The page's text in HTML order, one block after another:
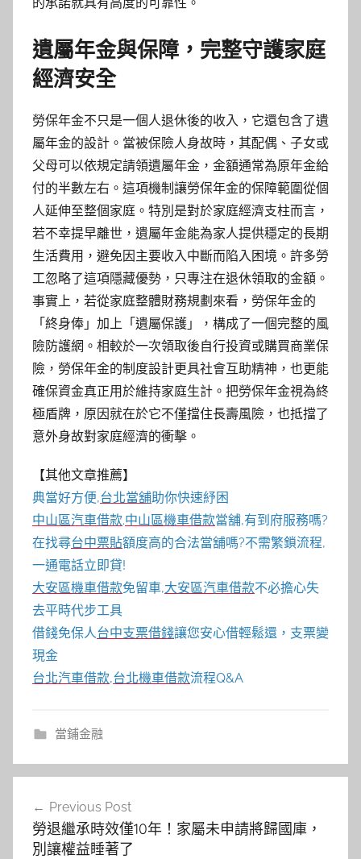
的承諾就具有高度的可靠性。
遺屬年金與保障，完整守護家庭
經濟安全
勞保年金不只是一個人退休後的收入，它還包含了遺
屬年金的設計。當被保險人身故時，其配偶、子女或
父母可以依規定請領遺屬年金，金額通常為原年金給
付的半數左右。這項機制讓勞保年金的保障範圍從個
人延伸至整個家庭。特別是對於家庭經濟支柱而言，
若不幸提早離世，遺屬年金能為家人提供穩定的長期
生活費用，避免因主要收入中斷而陷入困境。許多勞
工忽略了這項隱藏優勢，只專注在退休領取的金額。
事實上，若從家庭整體財務規劃來看，勞保年金的
「終身俸」加上「遺屬保護」，構成了一個完整的風
險防護網。相較於一次領取後自行投資或購買商業保
險，勞保年金的制度設計更具社會互助精神，也更能
確保資金真正用於維持家庭生計。把勞保年金視為終
極盾牌，原因就在於它不僅擋住長壽風險，也抵擋了
意外身故對家庭經濟的衝擊。
【其他文章推薦】
典當好方便,台北當舖助你快速紓困
中山區汽車借款.中山區機車借款當舖,有到府服務嗎?
在找尋台中票貼額度高的合法當舖嗎?不需繁鎖流程,
一通電話立即貸!
大安區機車借款免留車,大安區汽車借款不必擔心失
去平時代步工具
借錢免保人台中支票借錢讓您安心借輕鬆還，支票變
現金
台北汽車借款,台北機車借款流程Q&A
當鋪金融
Previous Post
勞退繼承時效僅10年！家屬未申請將歸國庫，
別讓權益睡著了